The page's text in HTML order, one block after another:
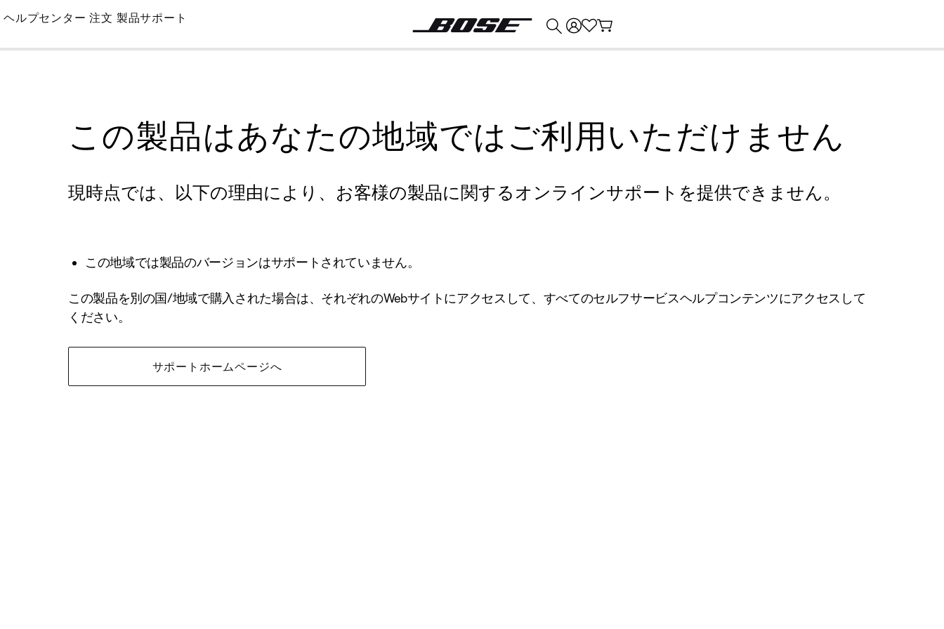
Skip
Main
ヘルプセンター 注文 製品サポート
この製品はあなたの地域ではご利用いただけません
現時点では、以下の理由により、お客様の製品に関するオンラインサポートを提供できません。
この地域では製品のバージョンはサポートされていません。
この製品を別の国/地域で購入された場合は、それぞれのWebサイトにアクセスして、すべてのセルフサービスヘルプコンテンツにアクセスして
ください。
サポートホームページへ